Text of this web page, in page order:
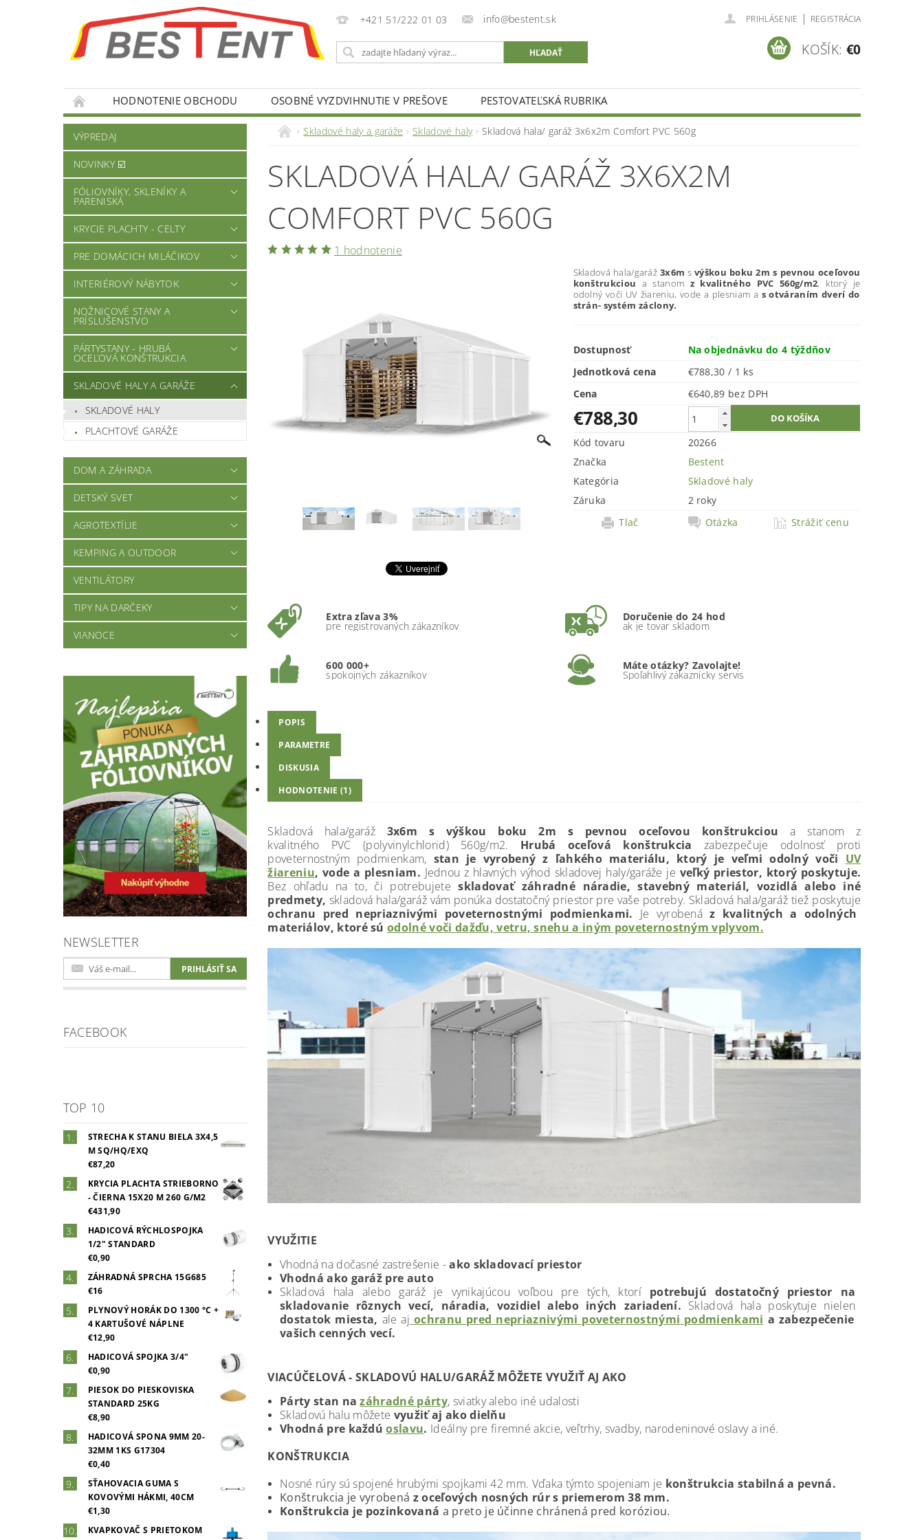
+421 51/222 01 03 info@bestent.sk PRIHLÁSENIE | REGISTRÁCIA
KOŠÍK: €0
HODNOTENIE OBCHODU OSOBNÉ VYZDVIHNUTIE V PREŠOVE PESTOVATEĽSKÁ RUBRIKA
VÝPREDAJ
NOVINKY ☑️
FÓLIOVNÍKY, SKLENÍKY A
PARENISKÁ
KRYCIE PLACHTY - CELTY
PRE DOMÁCICH MILÁČIKOV
INTERIÉROVÝ NÁBYTOK
NOŽNICOVÉ STANY A
PRÍSLUŠENSTVO
PÁRTYSTANY - HRUBÁ
OCEĽOVÁ KONŠTRUKCIA
SKLADOVÉ HALY A GARÁŽE
SKLADOVÉ HALY
PLACHTOVÉ GARÁŽE
DOM A ZÁHRADA
DETSKÝ SVET
AGROTEXTÍLIE
KEMPING A OUTDOOR
VENTILÁTORY
TIPY NA DARČEKY
VIANOCE
NEWSLETTER
FACEBOOK
TOP 10
STRECHA K STANU BIELA 3X4,5
M SQ/HQ/EXQ
€87,20
KRYCIA PLACHTA STRIEBORNO
- ČIERNA 15X20 M 260 G/M2
€431,90
HADICOVÁ RÝCHLOSPOJKA
1/2" STANDARD
€0,90
ZÁHRADNÁ SPRCHA 15G685
€16
PLYNOVÝ HORÁK DO 1300 °C +
4 KARTUŠOVÉ NÁPLNE
€12,90
HADICOVÁ SPOJKA 3/4"
€0,90
PIESOK DO PIESKOVISKA
STANDARD 25KG
€8,90
HADICOVÁ SPONA 9MM 20-
32MM 1KS G17304
€0,40
SŤAHOVACIA GUMA S
KOVOVÝMI HÁKMI, 40CM
€1,30
KVAPKOVAČ S PRIETOKOM
Skladové haly a garáže Skladové haly Skladová hala/ garáž 3x6x2m Comfort PVC 560g
SKLADOVÁ HALA/ GARÁŽ 3X6X2M
COMFORT PVC 560G
1 hodnotenie
Skladová hala/garáž 3x6m svýškou boku 2m s pevnou oceľovou
konštrukciou a stanom z kvalitného PVC 560g/m2, ktorý je
odolný voči UV žiareniu, vode a plesniam a s otváraním dverí do
strán- systém záclony.
Dostupnosť
Na objednávku do 4 týždňov
Jednotková cena
€788,30 / 1 ks
Cena
€640,89 bez DPH
€788,30
Kód tovaru
20266
Značka
Bestent
Kategória
Skladové haly
Záruka
2 roky
Tlač
Otázka Strážiť cenu
Extra zľava 3%
pre registrovaných zákazníkov
Doručenie do 24 hod
ak je tovar skladom
600 000+
spokojných zákazníkov
Máte otázky? Zavolajte!
Spoľahlivý zákaznícky servis
POPIS
PARAMETRE
DISKUSIA
HODNOTENIE (1)
Skladová hala/garáž 3x6m s výškou boku 2m s pevnou oceľovou konštrukciou a stanom z
kvalitného PVC (polyvinylchlorid) 560g/m2. Hrubá oceľová konštrukcia zabezpečuje odolnosť proti
poveternostným podmienkam, stan je vyrobený z ľahkého materiálu, ktorý je veľmi odolný voči UV
žiareniu, vode a plesniam. Jednou z hlavných výhod skladovej haly/garáže je veľký priestor, ktorý poskytuje.
Bez ohľadu na to, či potrebujeteskladovať záhradné náradie, stavebný materiál, vozidlá alebo iné
predmety, skladová hala/garáž vám ponúka dostatočný priestor pre vaše potreby. Skladová hala/garáž tiež poskytuje
ochranu pred nepriaznivými poveternostnými podmienkami. Je vyrobená z kvalitných a odolných
materiálov, ktoré súodolné voči dažďu, vetru, snehu a iným poveternostným vplyvom.
VYUŽITIE
Vhodná na dočasné zastrešenie -ako skladovací priestor
Vhodná ako garáž pre auto
Skladová hala alebo garáž je vynikajúcou voľbou pre tých, ktorí potrebujú dostatočný priestor na
skladovanie rôznych vecí, náradia, vozidiel alebo iných zariadení. Skladová hala poskytuje nielen
dostatok miesta, ale aj ochranu pred nepriaznivými poveternostnými podmienkami a zabezpečenie
vašich cenných vecí.
VIACÚČELOVÁ - SKLADOVÚ HALU/GARÁŽ MÔŽETE VYUŽIŤ AJ AKO
Párty stan nazáhradné párty, sviatky alebo iné udalosti
Skladovú halu môžete využiť aj ako dielňu
Vhodná pre každúoslavu. Ideálny pre firemné akcie, veľtrhy, svadby, narodeninové oslavy a iné.
KONŠTRUKCIA
Nosné rúry sú spojené hrubými spojkami 42 mm. Vďaka týmto spojeniam je konštrukcia stabilná a pevná.
Konštrukcia je vyrobená z oceľových nosných rúr s priemerom 38 mm.
Konštrukcia je pozinkovaná a preto jeúčinne chránená pred koróziou.